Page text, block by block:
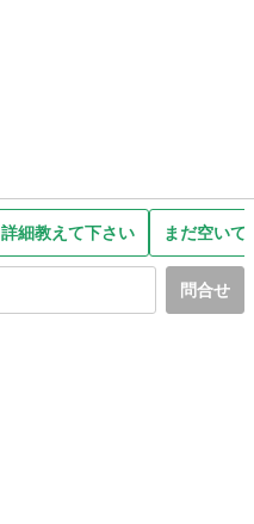
詳細教えて下さい まだ空いて
問合せ